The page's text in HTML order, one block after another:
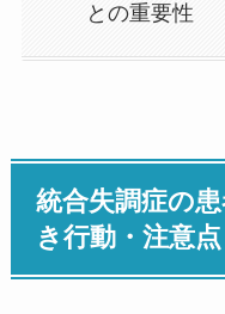
との重要性
統合失調症の
き行動・注意点